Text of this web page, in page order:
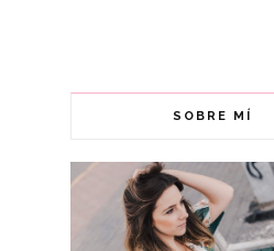
SOBRE MÍ